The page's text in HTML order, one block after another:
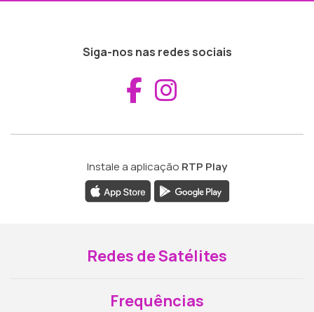
Siga-nos nas redes sociais
Aceder ao
Instale a aplicação RTP Play
Redes de Satélites
Frequências